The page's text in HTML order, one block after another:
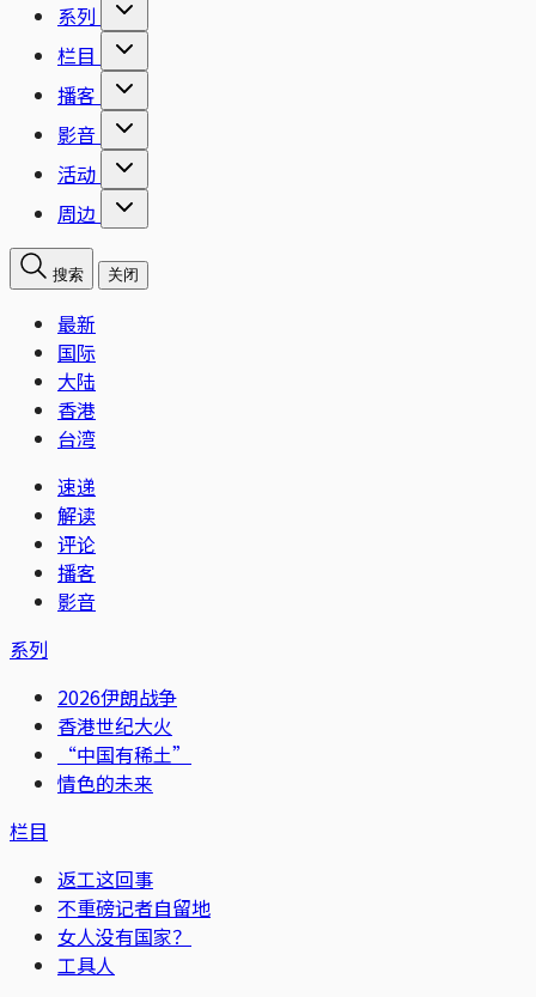
系列
栏目
播客
影音
活动
周边
搜索 关闭
最新
国际
大陆
香港
台湾
速递
解读
评论
播客
影音
系列
2026伊朗战争
香港世纪大火
“中国有稀土”
情色的未来
栏目
返工这回事
不重磅记者自留地
女人没有国家？
工具人